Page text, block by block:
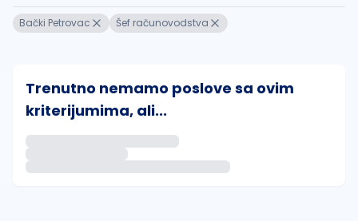
Bački Petrovac Šef računovodstva
Trenutno nemamo poslove sa ovim
kriterijumima, ali...